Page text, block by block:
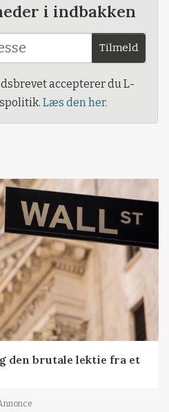
i indbakken
Tilmeld
accepterer du L-
Læs den her.
den brutale lektie fra et